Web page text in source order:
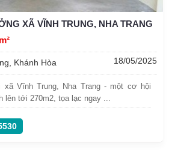
XÃ VĨNH TRUNG, NHA TRANG
Khánh Hòa 18/05/2025
Vĩnh Trung, Nha Trang - một cơ hội
lên tới 270m2, tọa lạc ngay ...